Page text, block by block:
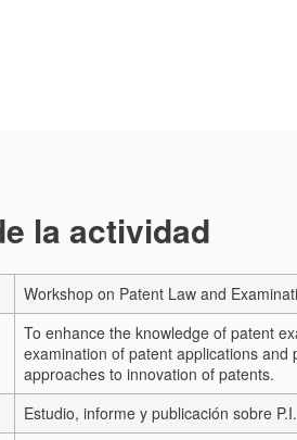
la actividad
Workshop on Patent Law and
To enhance the knowledge of patent
examination of patent applications
approaches to innovation of patents.
Estudio, informe y publicación sobre P.I.